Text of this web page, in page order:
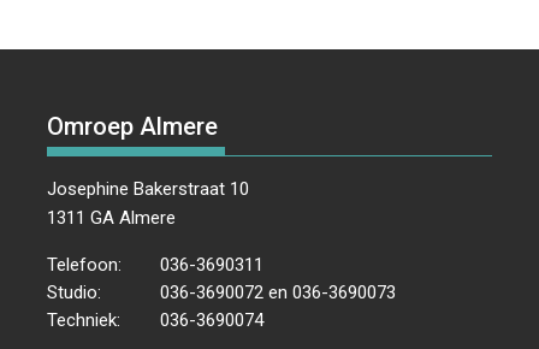
Omroep Almere
Josephine Bakerstraat 10
1311 GA Almere
Telefoon:
036-3690311
Studio:
036-3690072 en 036-3690073
Techniek:
036-3690074